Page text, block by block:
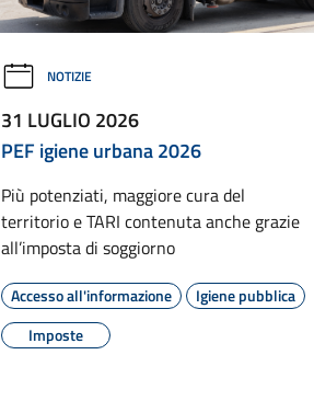
NOTIZIE
31 LUGLIO 2026
PEF igiene urbana 2026
Più potenziati, maggiore cura del
territorio e TARI contenuta anche grazie
all’imposta di soggiorno
Accesso all'informazione
Igiene pubblica
Imposte